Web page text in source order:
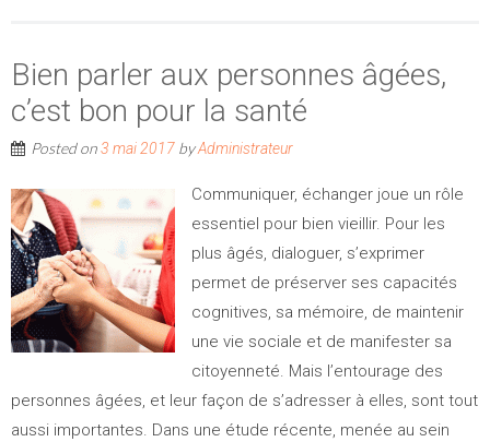
Bien parler aux personnes âgées,
c’est bon pour la santé
Posted on3 mai 2017 byAdministrateur
Communiquer, échanger joue un rôle
essentiel pour bien vieillir. Pour les
plus âgés, dialoguer, s’exprimer
permet de préserver ses capacités
cognitives, sa mémoire, de maintenir
une vie sociale et de manifester sa
citoyenneté. Mais l’entourage des
personnes âgées, et leur façon de s’adresser à elles, sont tout
aussi importantes. Dans une étude récente, menée au sein